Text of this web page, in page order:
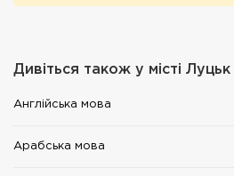
Дивіться також у місті Луцьк
Англійська мова
Арабська мова